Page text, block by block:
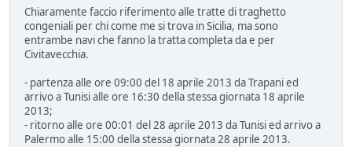
Chiaramente faccio riferimento alle tratte di traghetto
congeniali per chi come me si trova in Sicilia, ma sono
entrambe navi che fanno la tratta completa da e per
Civitavecchia.
- partenza alle ore 09:00 del 18 aprile 2013 da Trapani ed
arrivo a Tunisi alle ore 16:30 della stessa giornata 18 aprile
2013;
- ritorno alle ore 00:01 del 28 aprile 2013 da Tunisi ed arrivo a
Palermo alle 15:00 della stessa giornata 28 aprile 2013.